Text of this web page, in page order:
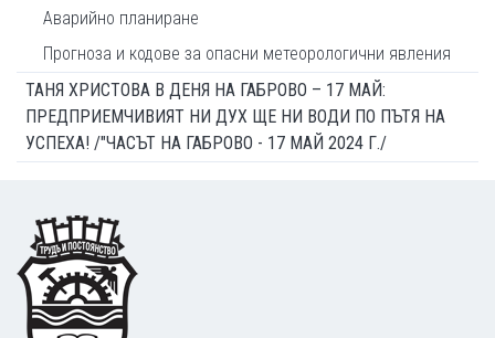
Аварийно планиране
Прогноза и кодове за опасни метеорологични явления
ТАНЯ ХРИСТОВА В ДЕНЯ НА ГАБРОВО – 17 МАЙ:
ПРЕДПРИЕМЧИВИЯТ НИ ДУХ ЩЕ НИ ВОДИ ПО ПЪТЯ НА
УСПЕХА! /"ЧАСЪТ НА ГАБРОВО - 17 МАЙ 2024 Г./
Footer